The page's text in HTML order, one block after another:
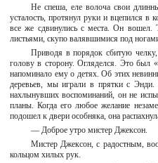
Не спеша, еле волоча свои
усталость, протянул руки и вцепился в
все же сдвинулись с места. Он вошел.
листьями, скупо валявшимися под
Приводя в порядок сбитую
голову в сторону. Огляделся. Это был
напоминало ему о детях. Об этих
деревьев, мы играли в прятки с
нахлынувших воспоминаний, он не
планы. Когда его любое желание
подошел к двери особняка, она
— Доброе утро мистер Джексон.
Мистер Джексон, с радостным,
кольцом хилых рук.